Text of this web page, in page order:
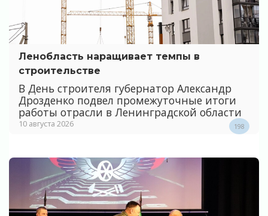
Ленобласть наращивает темпы в
строительстве
В День строителя губернатор Александр
Дрозденко подвел промежуточные итоги
работы отрасли в Ленинградской области
10 августа 2026 198